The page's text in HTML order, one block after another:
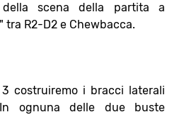
scena della partita a
tra R2-D2 e Chewbacca.
costruiremo i bracci laterali
ognuna delle due buste